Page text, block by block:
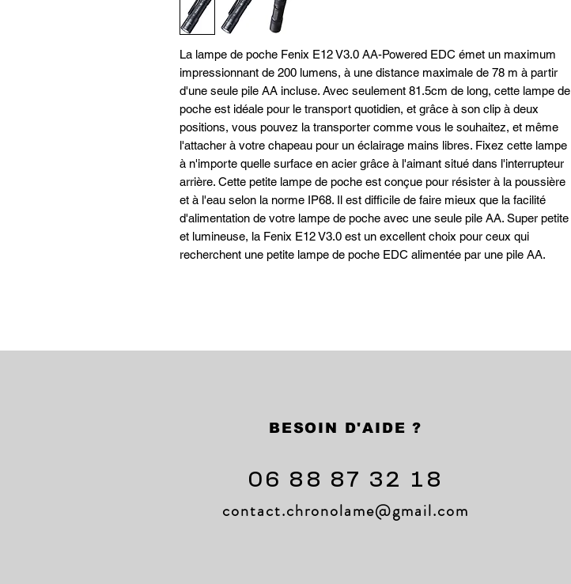
La lampe de poche Fenix E12 V3.0 AA-Powered EDC émet un maximum
impressionnant de 200 lumens, à une distance maximale de 78 m à partir
d'une seule pile AA incluse. Avec seulement 81.5cm de long, cette lampe de
poche est idéale pour le transport quotidien, et grâce à son clip à deux
positions, vous pouvez la transporter comme vous le souhaitez, et même
l'attacher à votre chapeau pour un éclairage mains libres. Fixez cette lampe
à n'importe quelle surface en acier grâce à l'aimant situé dans l'interrupteur
arrière. Cette petite lampe de poche est conçue pour résister à la poussière
et à l'eau selon la norme IP68. Il est difficile de faire mieux que la facilité
d'alimentation de votre lampe de poche avec une seule pile AA. Super petite
et lumineuse, la Fenix E12 V3.0 est un excellent choix pour ceux qui
recherchent une petite lampe de poche EDC alimentée par une pile AA.
BESOIN D'AIDE ?
06 88 87 32 18
contact.chronolame@gmail.com